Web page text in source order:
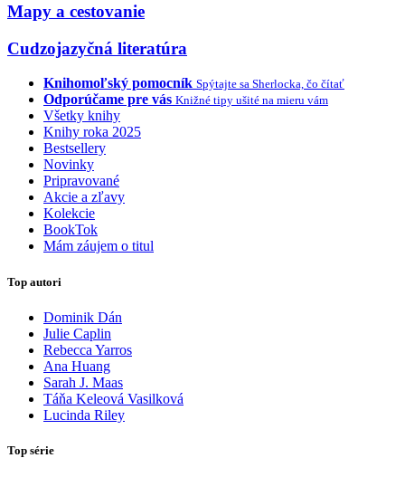
Mapy a cestovanie
Cudzojazyčná literatúra
Knihomoľský pomocník Spýtajte sa Sherlocka, čo čítať
Odporúčame pre vás Knižné tipy ušité na mieru vám
Všetky knihy
Knihy roka 2025
Bestsellery
Novinky
Pripravované
Akcie a zľavy
Kolekcie
BookTok
Mám záujem o titul
Top autori
Dominik Dán
Julie Caplin
Rebecca Yarros
Ana Huang
Sarah J. Maas
Táňa Keleová Vasilková
Lucinda Riley
Top série